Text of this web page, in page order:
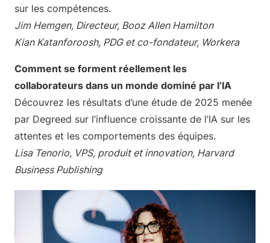
sur les compétences.
Jim Hemgen, Directeur, Booz Allen Hamilton
Kian Katanforoosh, PDG et co-fondateur, Workera
Comment se forment réellement les
collaborateurs dans un monde dominé par l’IA
Découvrez les résultats d’une étude de 2025 menée
par Degreed sur l’influence croissante de l’IA sur les
attentes et les comportements des équipes.
Lisa Tenorio, VPS, produit et innovation, Harvard
Business Publishing